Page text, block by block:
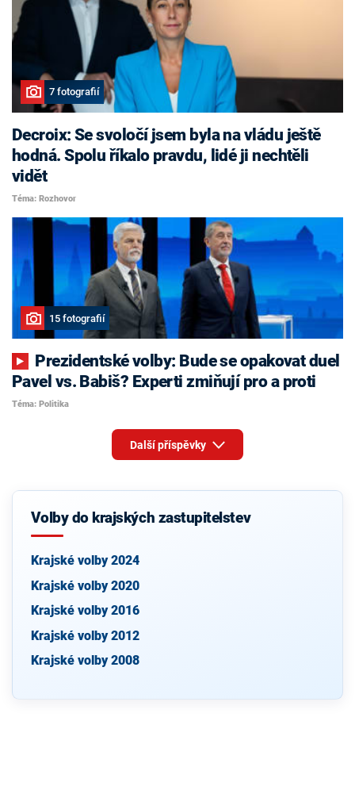
7 fotografií
Decroix: Se svoločí jsem byla na vládu ještě
hodná. Spolu říkalo pravdu, lidé ji nechtěli
vidět
Téma: Rozhovor
15 fotografií
Pavel vs. Babiš? Experti zmiňují pro a proti
Téma: Politika
Další příspěvky
Volby do krajských zastupitelstev
Krajské volby 2024
Krajské volby 2020
Krajské volby 2016
Krajské volby 2012
Krajské volby 2008